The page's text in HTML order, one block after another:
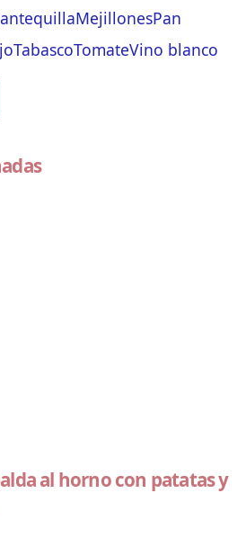
MejillonesPan
TabascoTomateVino blanco
al horno con patatas y